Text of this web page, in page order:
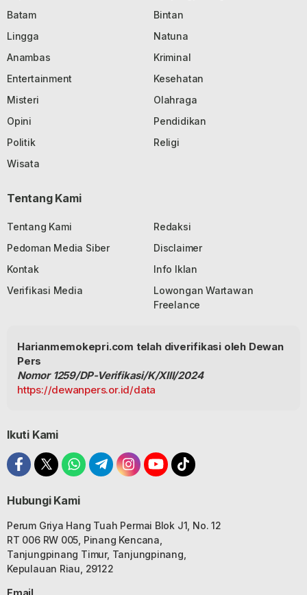
Batam
Bintan
Lingga
Natuna
Anambas
Kriminal
Entertainment
Kesehatan
Misteri
Olahraga
Opini
Pendidikan
Politik
Religi
Wisata
Tentang Kami
Tentang Kami
Redaksi
Pedoman Media Siber
Disclaimer
Kontak
Info Iklan
Verifikasi Media
Lowongan Wartawan
Freelance
Harianmemokepri.com telah diverifikasi oleh Dewan
Pers
Nomor 1259/DP-Verifikasi/K/XIII/2024
https://dewanpers.or.id/data
Ikuti Kami
Hubungi Kami
Perum Griya Hang Tuah Permai Blok J1, No. 12
RT 006 RW 005, Pinang Kencana,
Tanjungpinang Timur, Tanjungpinang,
Kepulauan Riau, 29122
Email